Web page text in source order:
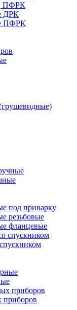
ПФРК
ДРК
ПФРК
под приварку
резьбовые
фланцевые
приборов